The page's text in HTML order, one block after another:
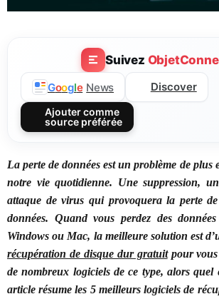
Suivez
Google News Discover
Ajouter comme
source préférée
La perte de données est un problème de plus
notre vie quotidienne. Une suppression,
attaque de virus qui provoquera la perte
données. Quand vous perdez des
Windows ou Mac, la meilleure solution est
récupération de disque dur gratuitpour vous
de nombreux logiciels de ce type, alors quel
article résume les 5 meilleurs logiciels de